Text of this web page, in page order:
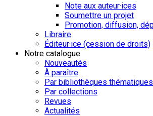
Note aux auteur·ices
Soumettre un projet
Promotion, diffusion,
Libraire
Éditeur·ice (cession de droits)
Notre catalogue
Nouveautés
À paraître
Par bibliothèques thématiques
Par collections
Revues
Actualités